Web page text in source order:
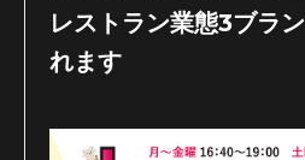
レストラン業態3ブラ
れます